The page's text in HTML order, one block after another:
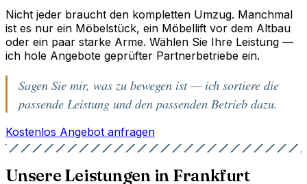
Nicht jeder braucht den kompletten Umzug. Manchmal
ist es nur ein Möbelstück, ein Möbellift vor dem Altbau
oder ein paar starke Arme. Wählen Sie Ihre Leistung —
ich hole Angebote geprüfter Partnerbetriebe ein.
Sagen Sie mir, was zu bewegen ist — ich sortiere die
passende Leistung und den passenden Betrieb dazu.
Kostenlos Angebot anfragen
Unsere Leistungen in Frankfurt